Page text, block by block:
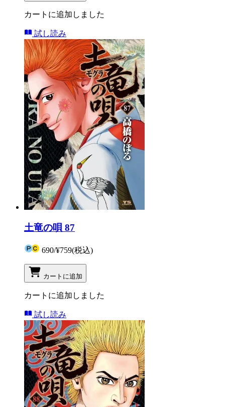
カートに追加しました
試し読み
土竜の唄 87
690/¥759(税込)
カートに追加
カートに追加しました
試し読み